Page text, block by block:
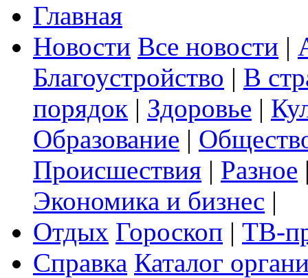
Главная
Новости Все новости |
Благоустройство | В
порядок | Здоровье |
Образование |
Происшествия | Разное
Экономика и бизнес |
Отдых Гороскоп | ТВ-
Справка Каталог